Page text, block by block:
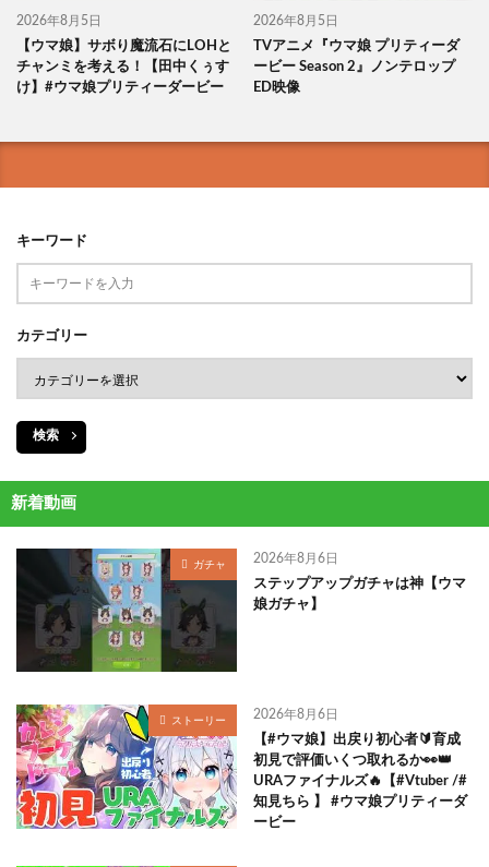
2026年8月5日
【ウマ娘】サボり魔流石にLOHと
チャンミを考える！【田中くぅす
け】#ウマ娘プリティーダービー
2026年8月5日
TVアニメ『ウマ娘 プリティーダ
ービー Season 2』ノンテロップ
ED映像
キーワード
カテゴリー
検索
新着動画
ガチャ 2026年8月6日
ステップアップガチャは神【ウマ
娘ガチャ】
ストーリー 2026年8月6日
【#ウマ娘】出戻り初心者🔰育成
初見で評価いくつ取れるか👀👑
URAファイナルズ🔥【#Vtuber /#
知見ちら 】 #ウマ娘プリティーダ
ービー